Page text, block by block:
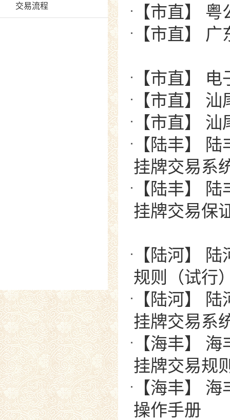
交易流程
【市直】
【市直】
【市直】
【市直】
【市直】
【陆丰】
挂牌交易系
【陆丰】
挂牌交易保
【陆河】
规则（试行
【陆河】
挂牌交易系
【海丰】
挂牌交易规
【海丰】
操作手册